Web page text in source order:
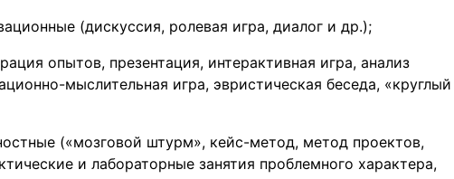
(дискуссия, ролевая игра, диалог и др.);
опытов, презентация, интерактивная игра, анализ
мыслительная игра, эвристическая беседа, «круглый
(«мозговой штурм», кейс-метод, метод проектов,
и лабораторные занятия проблемного характера,